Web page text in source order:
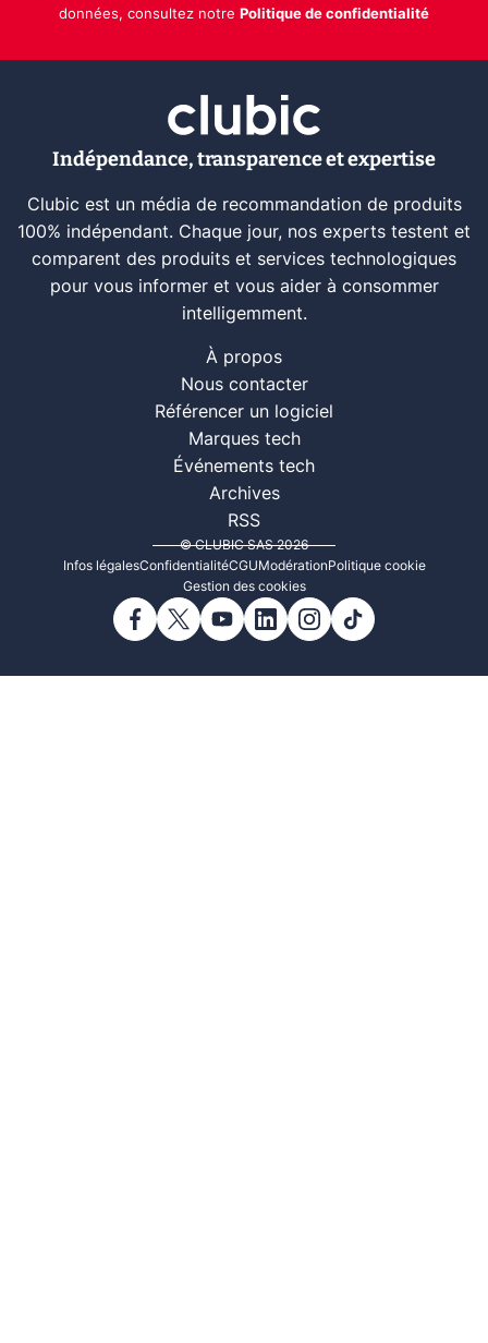
données, consultez notre Politique de confidentialité
Indépendance, transparence et expertise
Clubic est un média de recommandation de produits
100% indépendant. Chaque jour, nos experts testent et
comparent des produits et services technologiques
pour vous informer et vous aider à consommer
intelligemment.
À propos
Nous contacter
Référencer un logiciel
Marques tech
Événements tech
Archives
RSS
© CLUBIC SAS 2026
Infos légalesConfidentialitéCGUModérationPolitique cookie
Gestion des cookies